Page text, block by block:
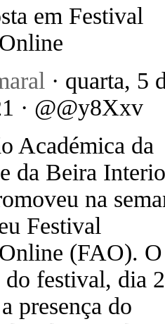
em Festival
· quarta, 5
· @@y8Xxv
Académica da
da Beira
na
Festival
(FAO). O
festival, dia
presença do